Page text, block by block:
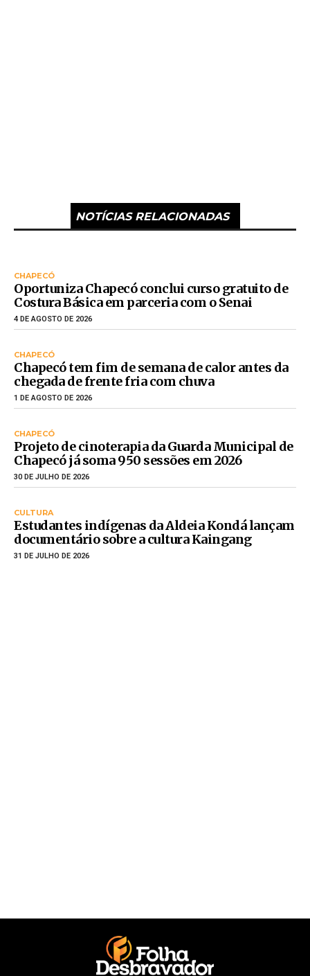
NOTÍCIAS RELACIONADAS
CHAPECÓ
Oportuniza Chapecó conclui curso gratuito de
Costura Básica em parceria com o Senai
4 DE AGOSTO DE 2026
CHAPECÓ
Chapecó tem fim de semana de calor antes da
chegada de frente fria com chuva
1 DE AGOSTO DE 2026
CHAPECÓ
Projeto de cinoterapia da Guarda Municipal de
Chapecó já soma 950 sessões em 2026
30 DE JULHO DE 2026
CULTURA
Estudantes indígenas da Aldeia Kondá lançam
documentário sobre a cultura Kaingang
31 DE JULHO DE 2026